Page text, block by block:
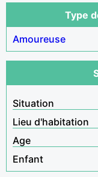
Type
Amoureuse
Situation
Lieu d'habitation
Age
Enfant